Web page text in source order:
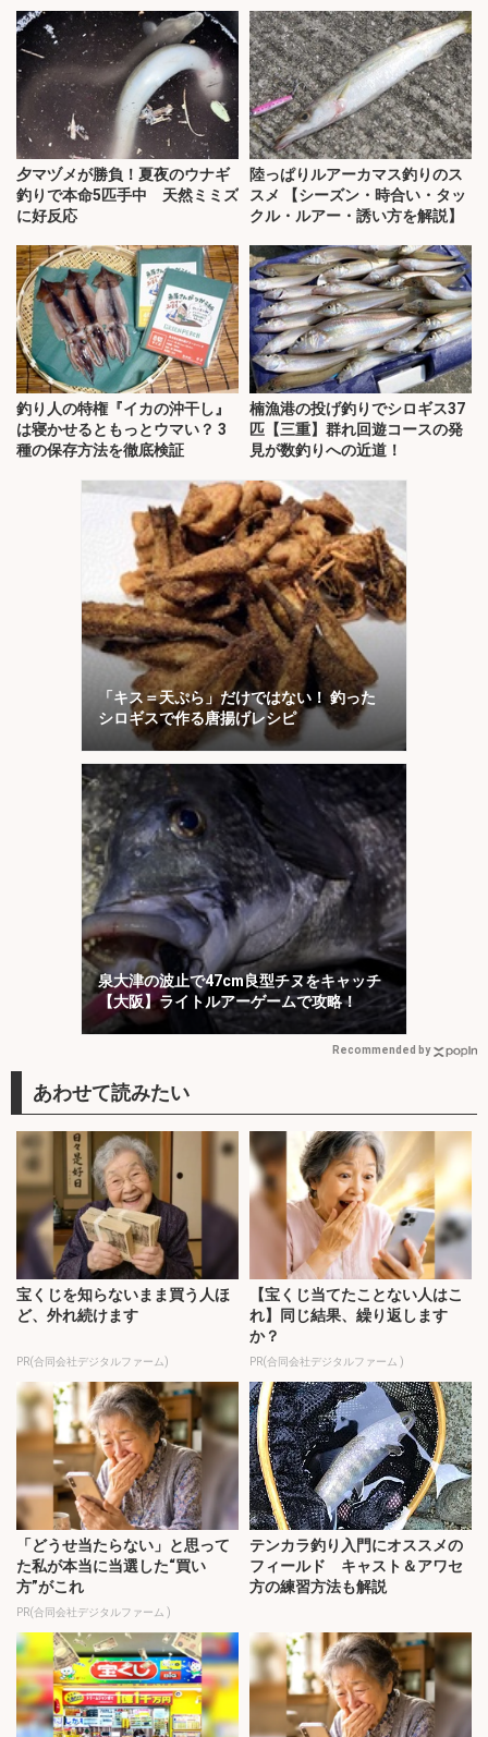
夕マヅメが勝負！夏夜のウナギ
釣りで本命5匹手中 天然ミミズ
に好反応
陸っぱりルアーカマス釣りのス
スメ 【シーズン・時合い・タッ
クル・ルアー・誘い方を解説】
釣り人の特権『イカの沖干し』
は寝かせるともっとウマい？ 3
種の保存方法を徹底検証
楠漁港の投げ釣りでシロギス37
匹【三重】群れ回遊コースの発
見が数釣りへの近道！
「キス＝天ぷら」だけではない！ 釣った
シロギスで作る唐揚げレシピ
泉大津の波止で47cm良型チヌをキャッチ
【大阪】ライトルアーゲームで攻略！
Recommended by
宝くじを知らないまま買う人ほ
ど、外れ続けます
PR(合同会社デジタルファーム)
【宝くじ当てたことない人はこ
れ】同じ結果、繰り返します
か？
PR(合同会社デジタルファーム )
「どうせ当たらない」と思って
た私が本当に当選した“買い
方”がこれ
PR(合同会社デジタルファーム )
テンカラ釣り入門にオススメの
フィールド キャスト＆アワセ
方の練習方法も解説